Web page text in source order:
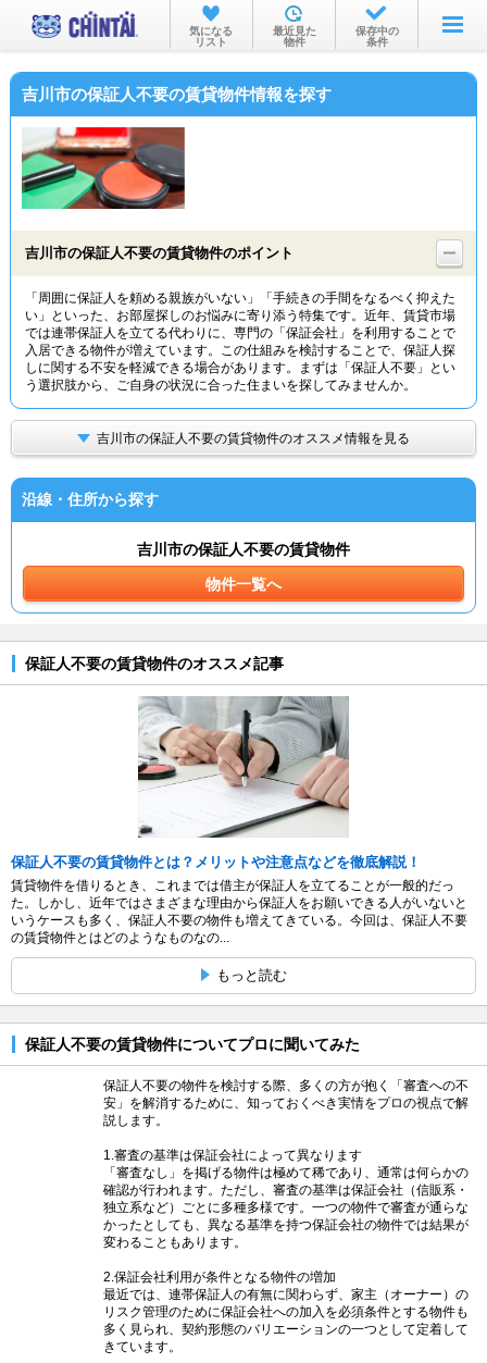
お部屋を探す
沿線・駅から
物件特集から
TOP
気になる
リスト
最近見た
物件
保存中の
条件
吉川市の保証人不要の賃貸物件情報を探す
吉川市の保証人不要の賃貸物件のポイント
「周囲に保証人を頼める親族がいない」「手続きの手間をなるべく抑えた
い」といった、お部屋探しのお悩みに寄り添う特集です。近年、賃貸市場
では連帯保証人を立てる代わりに、専門の「保証会社」を利用することで
入居できる物件が増えています。この仕組みを検討することで、保証人探
しに関する不安を軽減できる場合があります。まずは「保証人不要」とい
う選択肢から、ご自身の状況に合った住まいを探してみませんか。
吉川市の保証人不要の賃貸物件のオススメ情報を見る
沿線・住所から探す
吉川市の保証人不要の賃貸物件
物件一覧へ
保証人不要の賃貸物件のオススメ記事
保証人不要の賃貸物件とは？メリットや注意点などを徹底解説！
賃貸物件を借りるとき、これまでは借主が保証人を立てることが一般的だっ
た。しかし、近年ではさまざまな理由から保証人をお願いできる人がいないと
いうケースも多く、保証人不要の物件も増えてきている。今回は、保証人不要
の賃貸物件とはどのようなものなの...
もっと読む
保証人不要の賃貸物件についてプロに聞いてみた
保証人不要の物件を検討する際、多くの方が抱く「審査への不
安」を解消するために、知っておくべき実情をプロの視点で解
説します。
1.審査の基準は保証会社によって異なります
「審査なし」を掲げる物件は極めて稀であり、通常は何らかの
確認が行われます。ただし、審査の基準は保証会社（信販系・
独立系など）ごとに多種多様です。一つの物件で審査が通らな
かったとしても、異なる基準を持つ保証会社の物件では結果が
変わることもあります。
2.保証会社利用が条件となる物件の増加
最近では、連帯保証人の有無に関わらず、家主（オーナー）の
リスク管理のために保証会社への加入を必須条件とする物件も
多く見られ、契約形態のバリエーションの一つとして定着して
きています。